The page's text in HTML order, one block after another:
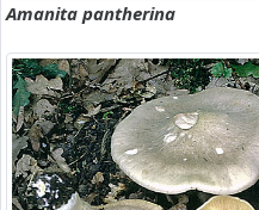
Amanita pantherina